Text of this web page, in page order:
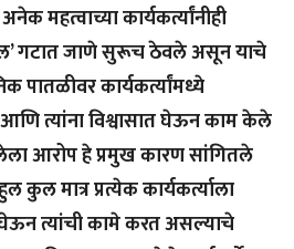
महत्वाच्या कार्यकर्त्यांनीही
गटात जाणे सुरूच ठेवले असून याचे
पातळीवर कार्यकर्त्यांमध्ये
त्यांना विश्वासात घेऊन काम केले
आरोप हे प्रमुख कारण सांगितले
कुल मात्र प्रत्येक कार्यकर्त्याला
घेऊन त्यांची कामे करत असल्याचे